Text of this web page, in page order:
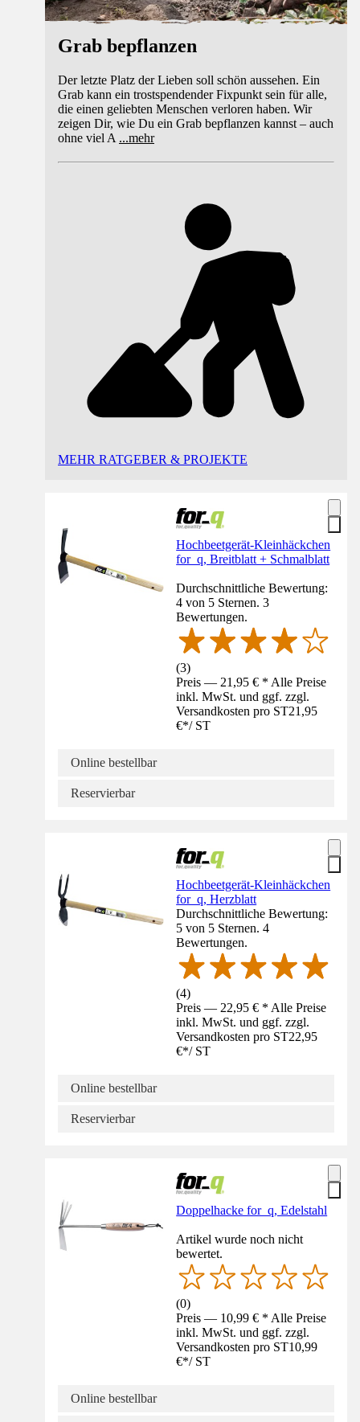
Grab bepflanzen
Der letzte Platz der Lieben soll schön aussehen. Ein
Grab kann ein trostspendender Fixpunkt sein für alle,
die einen geliebten Menschen verloren haben. Wir
zeigen Dir, wie Du ein Grab bepflanzen kannst – auch
ohne viel A ...mehr
MEHR RATGEBER & PROJEKTE
Hochbeetgerät-Kleinhäckchen
for_q, Breitblatt + Schmalblatt
Durchschnittliche Bewertung:
4 von 5 Sternen. 3
Bewertungen.
(3)
Preis — 21,95 € * Alle Preise
inkl. MwSt. und ggf. zzgl.
Versandkosten pro ST21,95
€*/ ST
Online bestellbar
Reservierbar
Hochbeetgerät-Kleinhäckchen
for_q, Herzblatt
Durchschnittliche Bewertung:
5 von 5 Sternen. 4
Bewertungen.
(4)
Preis — 22,95 € * Alle Preise
inkl. MwSt. und ggf. zzgl.
Versandkosten pro ST22,95
€*/ ST
Online bestellbar
Reservierbar
Doppelhacke for_q, Edelstahl
Artikel wurde noch nicht
bewertet.
(0)
Preis — 10,99 € * Alle Preise
inkl. MwSt. und ggf. zzgl.
Versandkosten pro ST10,99
€*/ ST
Online bestellbar